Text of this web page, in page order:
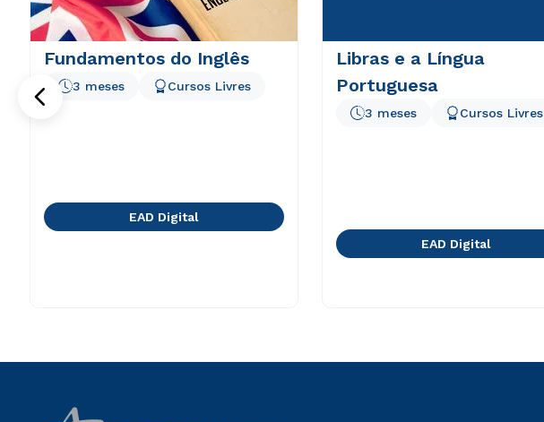
Fundamentos do Inglês
3 meses Cursos Livres
EAD Digital
Libras e a Língua
Portuguesa
3 meses Cursos Livres
EAD Digital